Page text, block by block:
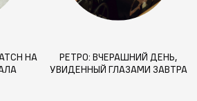
НА
РЕТРО: ВЧЕРАШНИЙ ДЕНЬ,
УВИДЕННЫЙ ГЛАЗАМИ ЗАВТРА